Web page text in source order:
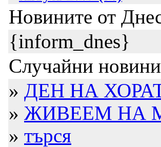
Новините от
{inform_dnes}
Случайни новини
» ДЕН НА
» ЖИВЕЕМ НА
» търся